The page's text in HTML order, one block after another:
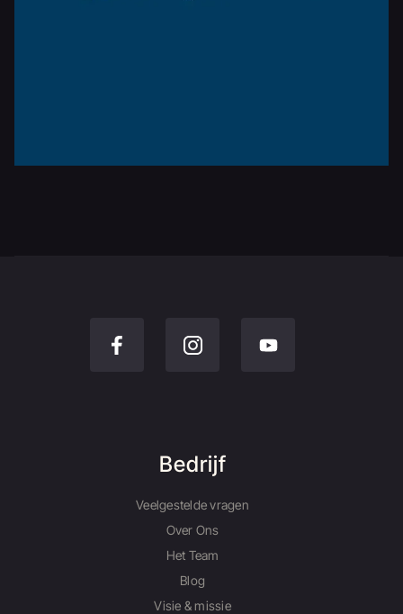
Bedrijf
Veelgestelde vragen
Over Ons
Het Team
Blog
Visie & missie